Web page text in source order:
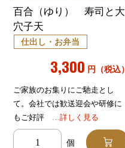
百合（ゆり） 寿司と大
穴子天
仕出し・お弁当
3,300 円（税込）
ご家族のお集りにご馳走とし
て。会社では歓送迎会や研修に
もご好評 …詳しく見る